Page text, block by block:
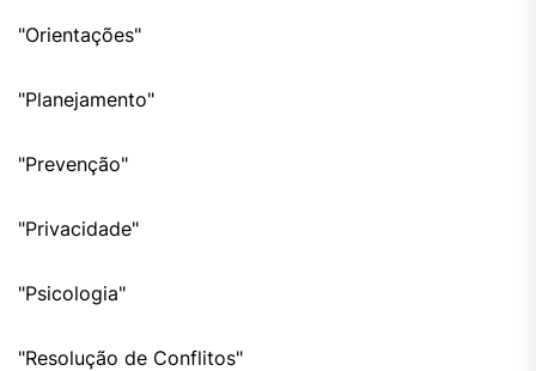
"Orientações"
"Planejamento"
"Prevenção"
"Privacidade"
"Psicologia"
"Resolução de Conflitos"